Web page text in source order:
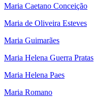
Maria Caetano Conceição
Maria de Oliveira Esteves
Maria Guimarães
Maria Helena Guerra Pratas
Maria Helena Paes
Maria Romano